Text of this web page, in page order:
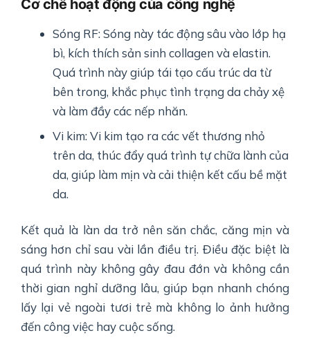
Cơ chế hoạt động của công nghệ
Sóng RF: Sóng này tác động sâu vào lớp hạ
bì, kích thích sản sinh collagen và elastin.
Quá trình này giúp tái tạo cấu trúc da từ
bên trong, khắc phục tình trạng da chảy xệ
và làm đầy các nếp nhăn.
Vi kim: Vi kim tạo ra các vết thương nhỏ
trên da, thúc đẩy quá trình tự chữa lành của
da, giúp làm mịn và cải thiện kết cấu bề mặt
da.
Kết quả là làn da trở nên săn chắc, căng mịn và
sáng hơn chỉ sau vài lần điều trị. Điều đặc biệt là
quá trình này không gây đau đớn và không cần
thời gian nghỉ dưỡng lâu, giúp bạn nhanh chóng
lấy lại vẻ ngoài tươi trẻ mà không lo ảnh hưởng
đến công việc hay cuộc sống.